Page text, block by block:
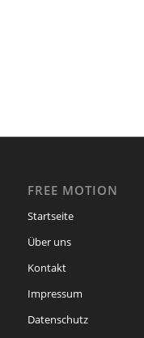
FREE MOTION
Startseite
Über uns
Kontakt
Impressum
Datenschutz